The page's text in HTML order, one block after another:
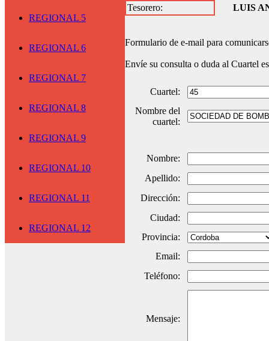
REGIONAL 5
REGIONAL 6
REGIONAL 7
REGIONAL 8
REGIONAL 9
REGIONAL 10
REGIONAL 11
REGIONAL 12
Tesorero:
LUIS
Formulario de e-mail para
Envíe su consulta o duda al Cuartel
Cuartel:
Nombre del
cuartel:
Nombre:
Apellido:
Dirección:
Ciudad:
Provincia:
Email:
Teléfono:
Mensaje: